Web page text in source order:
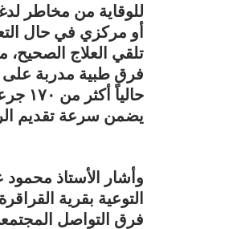
للوقاية من مخاطر
أو مركزي في حال
تلقي العلاج
فرق طبية مدربة على
يضمن سرعة تقديم
وأشار الأستاذ محمود
التوعية بقرية
فرق التواصل